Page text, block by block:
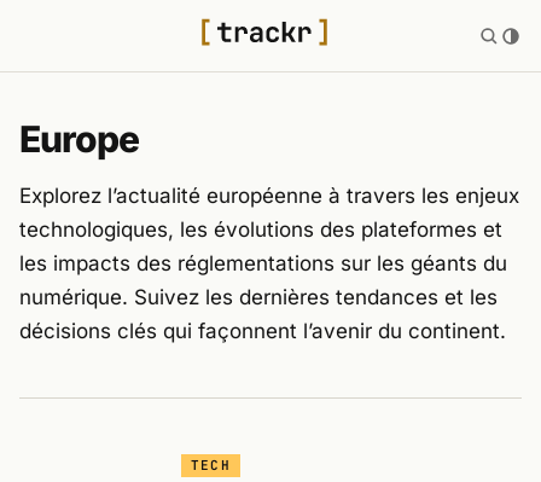
Europe
Explorez l’actualité européenne à travers les enjeux
technologiques, les évolutions des plateformes et
les impacts des réglementations sur les géants du
numérique. Suivez les dernières tendances et les
décisions clés qui façonnent l’avenir du continent.
TECH